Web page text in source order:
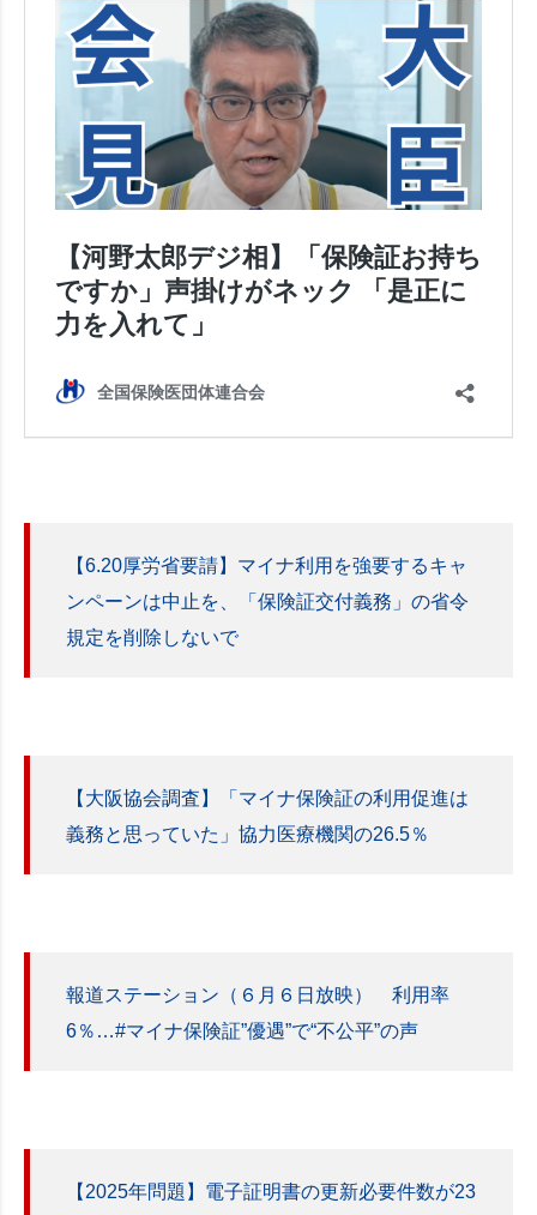
【6.20厚労省要請】マイナ利用を強要するキャ
ンペーンは中止を、「保険証交付義務」の省令
規定を削除しないで
【大阪協会調査】「マイナ保険証の利用促進は
義務と思っていた」協力医療機関の26.5％
報道ステーション（６月６日放映） 利用率
6％…#マイナ保険証”優遇”で“不公平”の声
【2025年問題】電子証明書の更新必要件数が23